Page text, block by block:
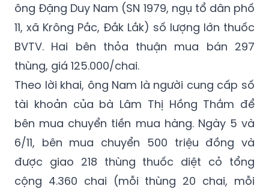
ông Đặng Duy Nam (SN 1979, ngụ tổ dân phố
11, xã Krông Pắc, Đắk Lắk) số lượng lớn thuốc
BVTV. Hai bên thỏa thuận mua bán 297
thùng, giá 125.000/chai.
Theo lời khai, ông Nam là người cung cấp số
tài khoản của bà Lâm Thị Hồng Thắm để
bên mua chuyển tiền mua hàng. Ngày 5 và
6/11, bên mua chuyển 500 triệu đồng và
được giao 218 thùng thuốc diệt cỏ tổng
cộng 4.360 chai (mỗi thùng 20 chai, mỗi